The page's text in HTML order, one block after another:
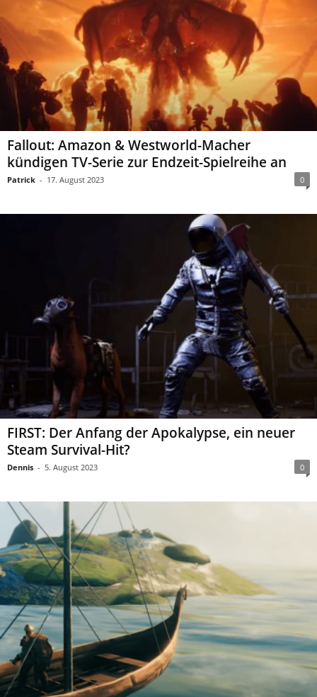
Fallout: Amazon & Westworld-Macher
kündigen TV-Serie zur Endzeit-Spielreihe an
Patrick - 17. August 2023 0
FIRST: Der Anfang der Apokalypse, ein neuer
Steam Survival-Hit?
Dennis - 5. August 2023 0